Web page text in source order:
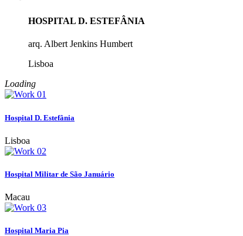
HOSPITAL D. ESTEFÂNIA
arq. Albert Jenkins Humbert
Lisboa
Loading
Hospital D. Estefânia
Lisboa
Hospital Militar de São Januário
Macau
Hospital Maria Pia